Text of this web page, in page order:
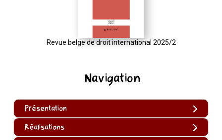
Navigation
Présentation
Réalisations
Revue belge de droit international 2025/2